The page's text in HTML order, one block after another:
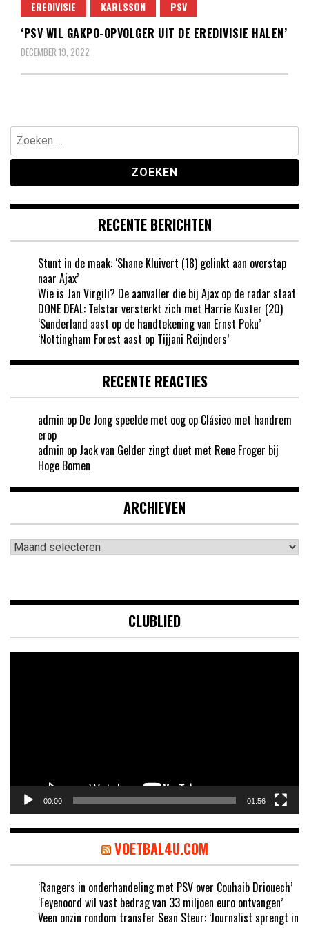
EREDIVISIE KARLSSON PSV
‘PSV WIL GAKPO-OPVOLGER UIT DE EREDIVISIE HALEN’
DECEMBER 19, 2022
Zoeken
naar:
RECENTE BERICHTEN
Stunt in de maak: ‘Shane Kluivert (18) gelinkt aan overstap
naar Ajax’
Wie is Jan Virgili? De aanvaller die bij Ajax op de radar staat
DONE DEAL: Telstar versterkt zich met Harrie Kuster (20)
‘Sunderland aast op de handtekening van Ernst Poku’
‘Nottingham Forest aast op Tijjani Reijnders’
RECENTE REACTIES
admin op De Jong speelde met oog op Clásico met handrem
erop
admin op Jack van Gelder zingt duet met Rene Froger bij
Hoge Bomen
ARCHIEVEN
Archieven
CLUBLIED
00:00 01:56
VOETBAL4U.COM
‘Rangers in onderhandeling met PSV over Couhaib Driouech’
‘Feyenoord wil vast bedrag van 33 miljoen euro ontvangen’
Veen onzin rondom transfer Sean Steur: ‘Journalist sprengt in